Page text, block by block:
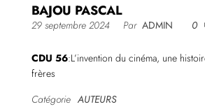
BAJOU PASCAL
29 septembre 2024 Par ADMIN 0
CDU 56:L’invention du cinéma, une
frères
Catégorie AUTEURS